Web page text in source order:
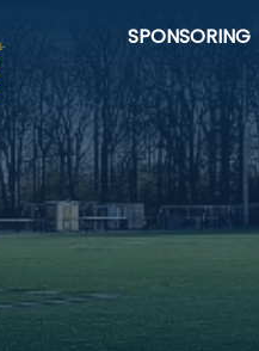
SPONSORING